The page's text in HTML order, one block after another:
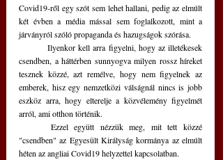
Covid19-ről egy szót sem lehet hallani, pedig az elmúlt
két évben a média mással sem foglalkozott, mint a
járványról szóló propaganda és hazugságok szórása.
	Ilyenkor kell arra figyelni, hogy az illetékesek
csendben, a háttérben sunnyogva milyen rossz híreket
tesznek közzé, azt remélve, hogy nem figyelnek az
emberek, hisz egy nemzetközi válságnál nincs is jobb
eszköz arra, hogy elterelje a közvélemény figyelmét
arról, ami otthon történik.
"csendben" az Egyesült Királyság kormánya az elmúlt
héten az angliai Covid19 helyzettel kapcsolatban.